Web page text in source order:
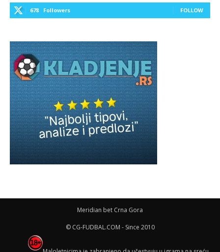
678 Followers FOLLOW
Meridian bet Crna Gora
© CG-FUDBAL.COM - Since 2010